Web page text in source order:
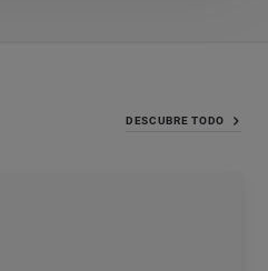
DESCUBRE TODO